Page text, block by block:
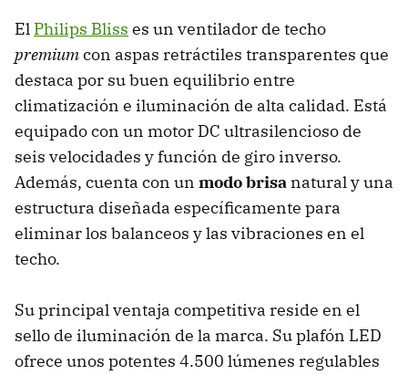
El Philips Bliss es un ventilador de techo
premiumcon aspas retráctiles transparentes que
destaca por su buen equilibrio entre
climatización e iluminación de alta calidad. Está
equipado con un motor DC ultrasilencioso de
seis velocidades y función de giro inverso.
Además, cuenta con un modo brisa natural y una
estructura diseñada específicamente para
eliminar los balanceos y las vibraciones en el
techo.
Su principal ventaja competitiva reside en el
sello de iluminación de la marca. Su plafón LED
ofrece unos potentes 4.500 lúmenes regulables